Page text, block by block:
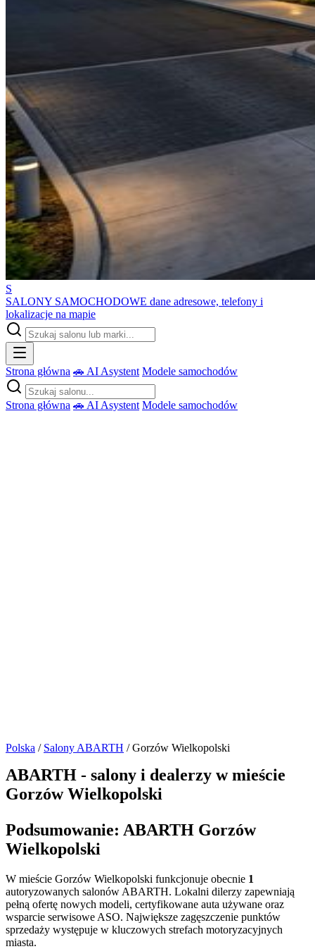
S
SALONY SAMOCHODOWE dane adresowe, telefony i
lokalizacje na mapie
Strona główna 🚗 AI Asystent Modele samochodów
Strona główna 🚗 AI Asystent Modele samochodów
Polska / Salony ABARTH / Gorzów Wielkopolski
ABARTH - salony i dealerzy w mieście
Gorzów Wielkopolski
Podsumowanie: ABARTH Gorzów
Wielkopolski
W mieście Gorzów Wielkopolski funkcjonuje obecnie 1
autoryzowanych salonów ABARTH. Lokalni dilerzy zapewniają
pełną ofertę nowych modeli, certyfikowane auta używane oraz
wsparcie serwisowe ASO. Największe zagęszczenie punktów
sprzedaży występuje w kluczowych strefach motoryzacyjnych
miasta.